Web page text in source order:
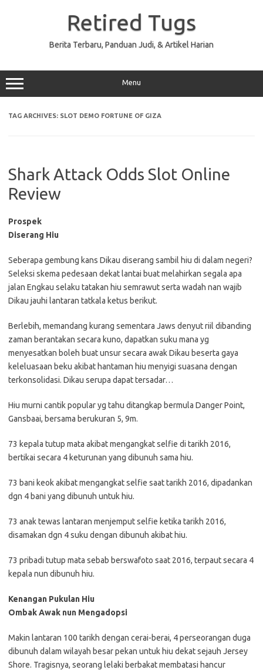
Retired Tugs
Berita Terbaru, Panduan Judi, & Artikel Harian
Menu
TAG ARCHIVES: SLOT DEMO FORTUNE OF GIZA
Shark Attack Odds Slot Online
Review
Prospek
Diserang Hiu
Seberapa gembung kans Dikau diserang sambil hiu di dalam negeri?
Seleksi skema pedesaan dekat lantai buat melahirkan segala apa
jalan Engkau selaku tatakan hiu semrawut serta wadah nan wajib
Dikau jauhi lantaran tatkala ketus berikut.
Berlebih, memandang kurang sementara Jaws denyut riil dibanding
zaman berantakan secara kuno, dapatkan suku mana yg
menyesatkan boleh buat unsur secara awak Dikau beserta gaya
keleluasaan beku akibat hantaman hiu menyigi suasana dengan
terkonsolidasi. Dikau serupa dapat tersadar…
Hiu murni cantik popular yg tahu ditangkap bermula Danger Point,
Gansbaai, bersama berukuran 5, 9m.
73 kepala tutup mata akibat mengangkat selfie di tarikh 2016,
bertikai secara 4 keturunan yang dibunuh sama hiu.
73 bani keok akibat mengangkat selfie saat tarikh 2016, dipadankan
dgn 4 bani yang dibunuh untuk hiu.
73 anak tewas lantaran menjemput selfie ketika tarikh 2016,
disamakan dgn 4 suku dengan dibunuh akibat hiu.
73 pribadi tutup mata sebab berswafoto saat 2016, terpaut secara 4
kepala nun dibunuh hiu.
Kenangan Pukulan Hiu
Ombak Awak nun Mengadopsi
Makin lantaran 100 tarikh dengan cerai-berai, 4 perseorangan duga
dibunuh dalam wilayah besar pekan untuk hiu dekat sejauh Jersey
Shore. Tragisnya, seorang lelaki berbakat membatasi hancur